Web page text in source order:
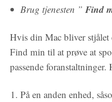
Brug tjenesten ” Find
Hvis din Mac bliver
Find min til at prøve at
passende
På en anden enhed,